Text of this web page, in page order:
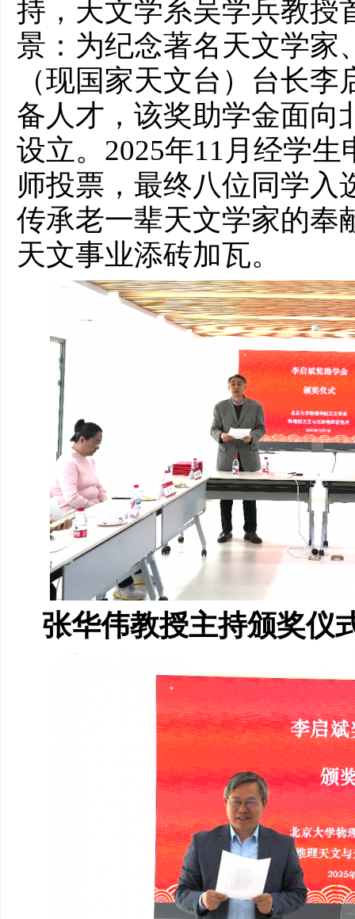
持，天文学系吴学兵教授
景：为纪念著名天文学家
（现国家天文台）台长
备人才，该奖助学金面向
设立。2025年11月经学
师投票，最终八位同学入
传承老一辈天文学家的奉
天文事业添砖加瓦。
张华伟教授主持颁奖仪